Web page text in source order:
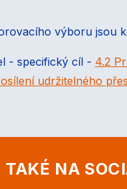
výboru jsou
- specifický cíl - 4.2
udržitelného
NA